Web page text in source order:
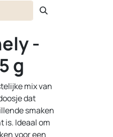
-
g
mix van
dat
smaken
is. Ideaal om
voor een